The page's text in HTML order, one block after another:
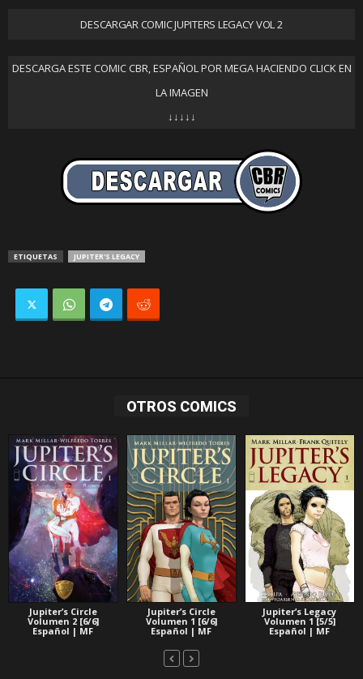
DESCARGAR COMIC JUPITERS LEGACY VOL 2
DESCARGA ESTE COMIC CBR, ESPAÑOL POR MEGA HACIENDO CLICK EN
LA IMAGEN
↓↓↓↓↓
ETIQUETAS JUPITER'S LEGACY
OTROS COMICS
Jupiter’s Circle
Volumen 2 [6/6]
Español | MF
Jupiter’s Circle
Volumen 1 [6/6]
Español | MF
Jupiter’s Legacy
Volumen 1 [5/5]
Español | MF